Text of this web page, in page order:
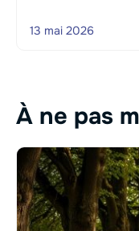
13 mai 2026
À ne pas